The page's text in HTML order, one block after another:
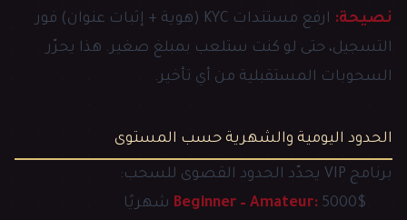
نصيحة:
ارفع مستندات KYC (هوية + إثبات عنوان) فور
التسجيل، حتى لو كنت ستلعب بمبلغ صغير. هذا يحرّر
السحوبات المستقبلية من أي تأخير.
الحدود اليومية والشهرية حسب المستوى
برنامج VIP يحدّد الحدود القصوى للسحب:
Beginner – Amateur:5000$ شهريًا